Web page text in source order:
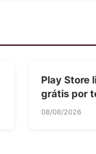
Play Store
grátis por
08/08/2026